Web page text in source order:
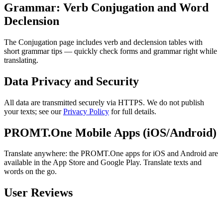
Grammar: Verb Conjugation and Word
Declension
The Conjugation page includes verb and declension tables with
short grammar tips — quickly check forms and grammar right while
translating.
Data Privacy and Security
All data are transmitted securely via HTTPS. We do not publish
your texts; see ourPrivacy Policy for full details.
PROMT.One Mobile Apps (iOS/Android)
Translate anywhere: the PROMT.One apps for iOS and Android are
available in the App Store and Google Play. Translate texts and
words on the go.
User Reviews